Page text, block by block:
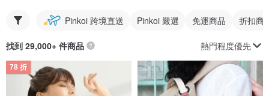
Pinkoi 跨境直送 Pinkoi 嚴選 免運商品 折扣商
找到 29,000+ 件商品 熱門程度優先
78 折